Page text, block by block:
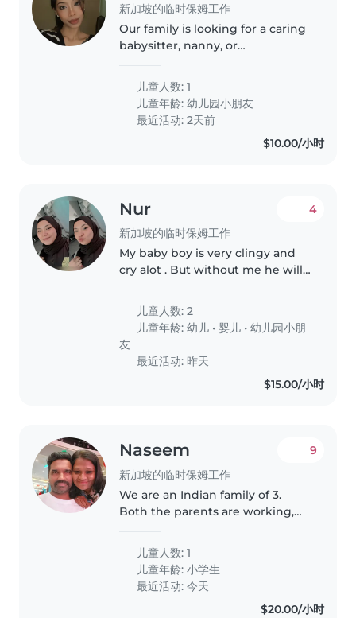
新加坡的临时保姆工作
Our family is looking for a caring
babysitter, nanny, or
energetic, curious, and playful
preschooler. We'd love someone
who is comfortable with chores...
儿童人数: 1
儿童年龄:幼儿园小朋友
最近活动: 2天前
$10.00/小时
Nur
新加坡的临时保姆工作
4
My baby boy is very clingy and
cry alot . But without me he will
abit of shy . Currently need a
babysitter for my son as i have to
follow my husband..
儿童人数: 2
儿童年龄:幼儿 •婴儿 •幼儿园小朋
友
最近活动: 昨天
$15.00/小时
Naseem
新加坡的临时保姆工作
9
We are an Indian family of 3.
Both the parents are working,
son from HDB basement and
take to home, helping with
homework would be a plus. Time
would..
儿童人数: 1
儿童年龄:小学生
最近活动: 今天
$20.00/小时